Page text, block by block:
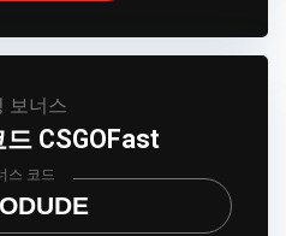
보너스
CSGOFast
스 코드